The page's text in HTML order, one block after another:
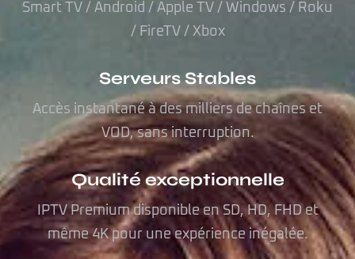
Smart TV / Android / Apple TV / Windows / Roku
/ FireTV / Xbox
Serveurs Stables
Accès instantané à des milliers de chaînes et
VOD, sans interruption.
Qualité exceptionnelle
IPTV Premium disponible en SD, HD, FHD et
même 4K pour une expérience inégalée.